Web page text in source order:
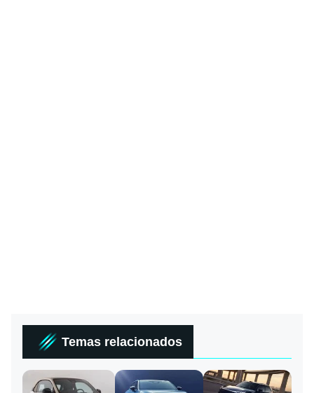
Temas relacionados